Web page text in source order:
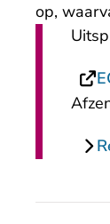
op,